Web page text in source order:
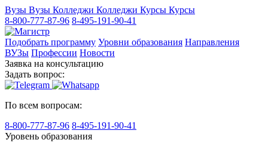
Вузы Вузы Колледжи Колледжи Курсы Курсы
8-800-777-87-96 8-495-191-90-41
Подобрать программу Уровни образования Направления
ВУЗы Профессии Новости
Заявка на консультацию
Задать вопрос:
По всем вопросам:
8-800-777-87-96 8-495-191-90-41
Уровень образования